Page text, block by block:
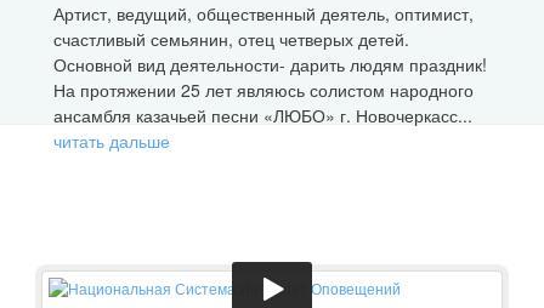
Артист, ведущий, общественный деятель, оптимист,
счастливый семьянин, отец четверых детей.
Основной вид деятельности- дарить людям праздник!
На протяжении 25 лет являюсь солистом народного
ансамбля казачьей песни «ЛЮБО» г. Новочеркасс...
читать дальше